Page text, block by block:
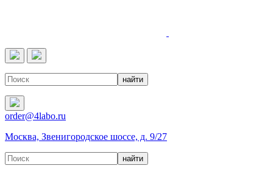
order@4labo.ru
Москва, Звенигородское шоссе, д. 9/27